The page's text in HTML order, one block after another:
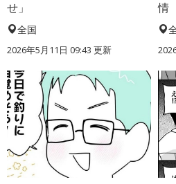
せ」
全国
2026年5月11日 09:43 更新
情